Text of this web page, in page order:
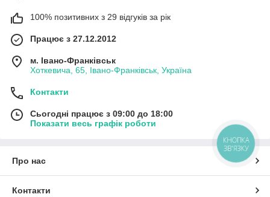
100% позитивних з 29 відгуків за рік
Працює з 27.12.2012
м. Івано-Франківськ
Хоткевича, 65, Івано-Франківськ, Україна
Контакти
Сьогодні працює з 09:00 до 18:00
Показати весь графік роботи
Про нас
Контакти
КНОПКА
ЗВ'ЯЗКУ